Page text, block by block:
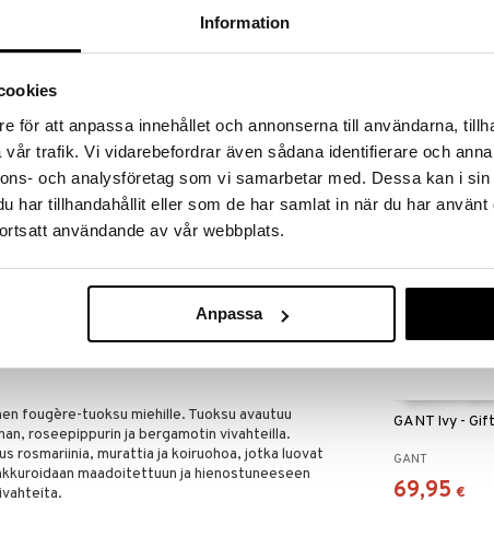
Information
för att anpassa innehållet och annonserna till användarna,
trafik. Vi vidarebefordrar även sådana identifierare och
och analysföretag som vi samarbetar med. Dessa kan i
har tillhandahållit eller som de har samlat in när du har använt
användande av vår webbplats.
Anpassa
yrtit ja elegantit puulajit kohtaavat
miehelle. Kuplivat sitrustuoksut ja rapeat
tunteen. Tuoksu, joka herättää aistit
ja unohtumattomia – täydellisiä joka
tilaisuus tehdä löytöjä, kun
fougère-tuoksu miehille. Tuoksu avautuu
roseepippurin ja bergamotin vivahteilla.
rosmariinia, murattia ja koiruohoa, jotka luovat
maadoitettuun ja hienostuneeseen
Deodorant Stick
GANT
27,95
GANT Ivy -
GANT
69,95 €